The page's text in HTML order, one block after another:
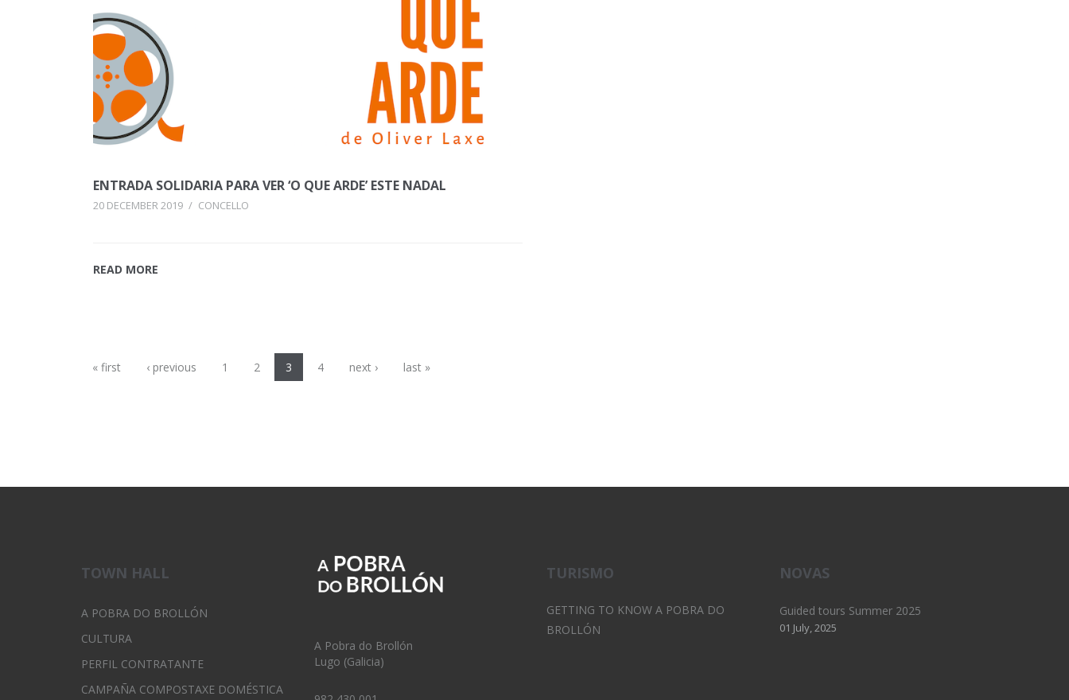
ENTRADA SOLIDARIA PARA VER ‘O QUE ARDE’ ESTE NADAL
20 DECEMBER 2019 / CONCELLO
READ MORE
« first ‹ previous 1 2 3 4 next › last »
TOWN HALL
A POBRA DO BROLLÓN
CULTURA
PERFIL CONTRATANTE
CAMPAÑA COMPOSTAXE DOMÉSTICA
A Pobra do Brollón
Lugo (Galicia)
TURISMO
GETTING TO KNOW A POBRA DO
BROLLÓN
NOVAS
Guided tours Summer 2025
01 July, 2025